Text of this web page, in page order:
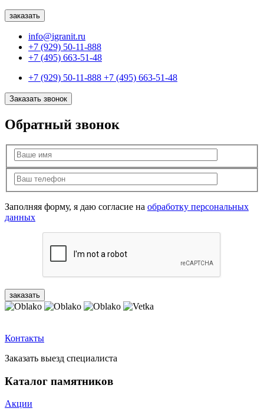
info@igranit.ru
+7 (929) 50-11-888
+7 (495) 663-51-48
+7 (929) 50-11-888 +7 (495) 663-51-48
Заказать звонок
Обратный звонок
Заполняя форму, я даю согласие на обработку персональных
данных
Контакты
Заказать выезд специалиста
Каталог памятников
Акции